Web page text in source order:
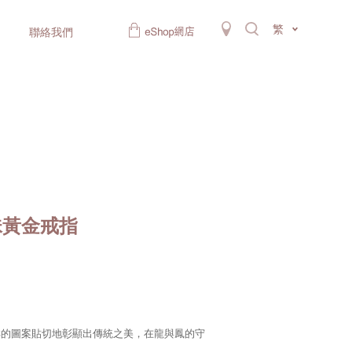
聯絡我們 繁
金戒指
圖案貼切地彰顯出傳統之美，在龍與鳳的守